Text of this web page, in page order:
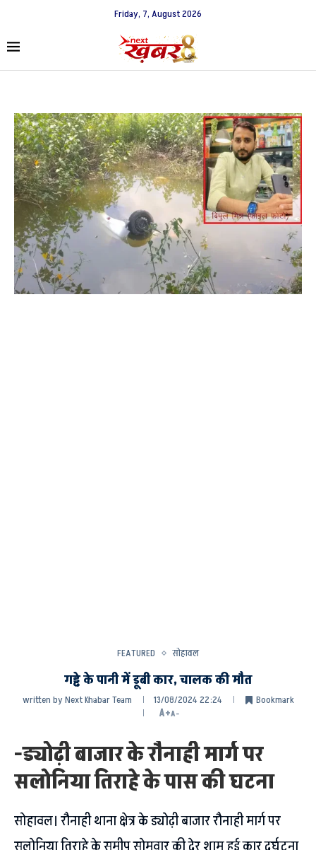
Friday, 7, August 2026
FEATURED सोहावल
गड्ढे के पानी में डूबी कार, चालक की मौत
written byNext Khabar Team 13/08/2024 22:24
Bookmark
A+A-
-ड्योढ़ी बाजार के रौनाही मार्ग पर
सलोनिया तिराहे के पास की घटना
सोहावल। रौनाही थाना क्षेत्र के ड्योढ़ी बाजार रौनाही मार्ग पर